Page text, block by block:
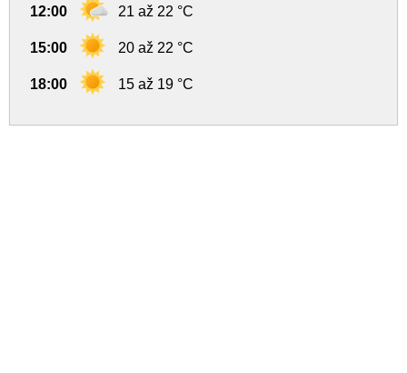
12:00 21 až 22 °C
15:00 20 až 22 °C
18:00 15 až 19 °C